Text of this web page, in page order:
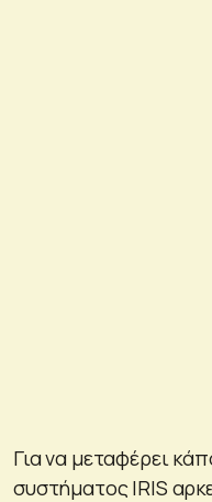
Για να μεταφέρει
συστήματος IRIS